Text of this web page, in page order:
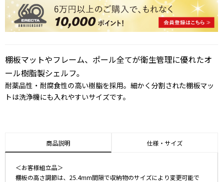
棚板マットやフレーム、ポール全てが衛生管理に優れたオ
ール樹脂製シェルフ。
耐薬品性・耐腐食性の高い樹脂を採用。細かく分割された棚板マッ
トは洗浄機にも入れやすいサイズです。
商品説明 仕様・サイズ
＜お客様組立品＞
棚板の高さ調節は、25.4mm間隔で収納物のサイズにより変更可能で